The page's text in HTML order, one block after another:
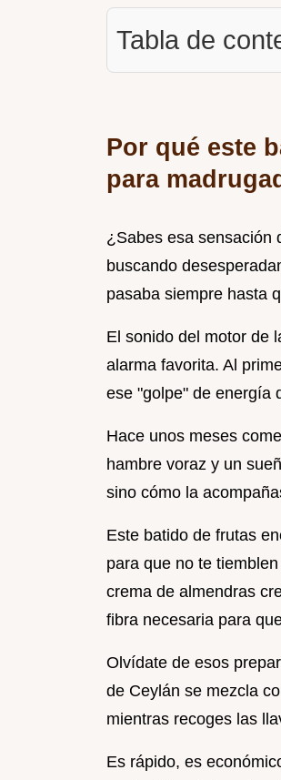
Tabla de
Por qué este
para
¿Sabes esa sensación
buscando
pasaba siempre hasta
El sonido del motor de
alarma favorita. Al
ese "golpe" de energía
Hace unos meses
hambre voraz y un
sino cómo la
Este batido de frutas
para que no te
crema de almendras
fibra necesaria para
Olvídate de esos
de Ceylán se mezcla
mientras recoges las
Es rápido, es